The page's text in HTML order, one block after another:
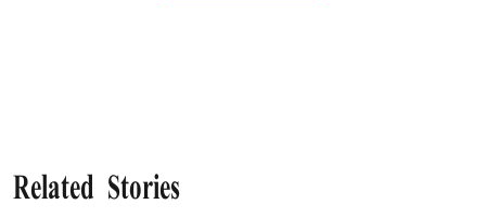
Related Stories